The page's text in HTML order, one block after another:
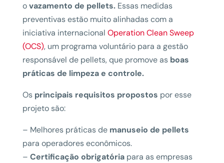
ovazamento de pellets.Essas medidas
preventivas estão muito alinhadas com a
iniciativa internacional Operation Clean Sweep
(OCS), um programa voluntário para a gestão
responsável de pellets, que promove as boas
práticas de limpeza e controle.
Os principais requisitos propostos por esse
projeto são:
– Melhores práticas de manuseio de pellets
para operadores econômicos.
– Certificação obrigatóriapara as empresas